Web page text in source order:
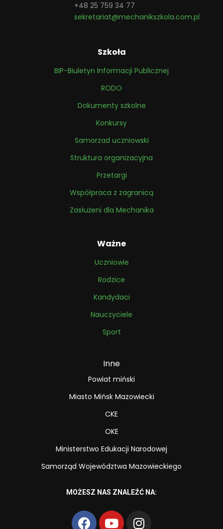
+48 25 759 34 77
sekretariat@mechanikszkola.com.pl
Szkoła
BIP-Biuletyn Informacji Publicznej
RODO
Dokumenty szkolne
Konkursy
Samorzad uczniowski
Struktura organizacyjna
Przetargi
Współpraca z zagranicą
Zasłużeni dla Mechanika
Ważne
Uczniowie
Rodzice
Kandydaci
Nauczyciele
Sport
Inne
Powiat miński
Miasto Mińsk Mazowiecki
CKE
OKE
Ministerstwo Edukacji Narodowej
Samorząd Województwa Mazowieckiego
MOŻESZ NAS ZNALEŹĆ NA: